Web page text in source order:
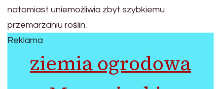
natomiast uniemożliwia zbyt szybkiemu
przemarzaniu roślin.
Reklama
ziemia ogrodowa